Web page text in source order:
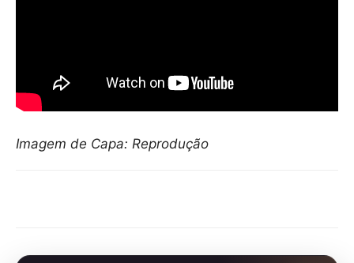
Imagem de Capa: Reprodução